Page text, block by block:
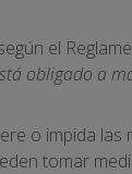
el
obligado a
o impida
tomar